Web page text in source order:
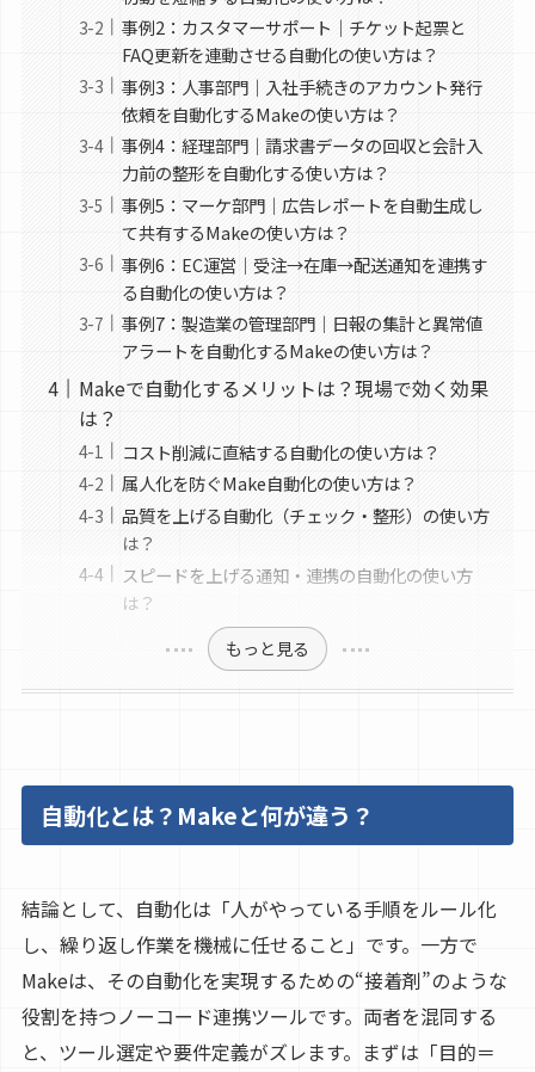
事例2：カスタマーサポート｜チケット起票と
FAQ更新を連動させる自動化の使い方は？
事例3：人事部門｜入社手続きのアカウント発行
依頼を自動化するMakeの使い方は？
事例4：経理部門｜請求書データの回収と会計入
力前の整形を自動化する使い方は？
事例5：マーケ部門｜広告レポートを自動生成し
て共有するMakeの使い方は？
事例6：EC運営｜受注→在庫→配送通知を連携す
る自動化の使い方は？
事例7：製造業の管理部門｜日報の集計と異常値
アラートを自動化するMakeの使い方は？
Makeで自動化するメリットは？現場で効く効果
は？
コスト削減に直結する自動化の使い方は？
属人化を防ぐMake自動化の使い方は？
品質を上げる自動化（チェック・整形）の使い方
は？
スピードを上げる通知・連携の自動化の使い方
は？
もっと見る
自動化とは？Makeと何が違う？
結論として、自動化は「人がやっている手順をルール化
し、繰り返し作業を機械に任せること」です。一方で
Makeは、その自動化を実現するための“接着剤”のような
役割を持つノーコード連携ツールです。両者を混同する
と、ツール選定や要件定義がズレます。まずは「目的＝